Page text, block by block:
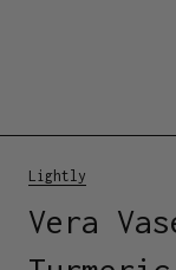
Lightly
Vera